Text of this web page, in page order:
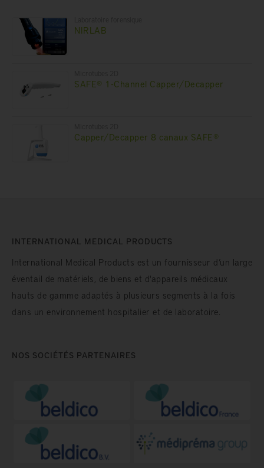
NIRLAB
SAFE® 1-Channel Capper/Decapper
Capper/Decapper 8 canaux SAFE®
INTERNATIONAL MEDICAL PRODUCTS
International Medical Products est un fournisseur d’un large
éventail de matériels, de biens et d'appareils médicaux
hauts de gamme adaptés à plusieurs segments à la fois
dans un environnement hospitalier et de laboratoire.
NOS SOCIÉTÉS PARTENAIRES